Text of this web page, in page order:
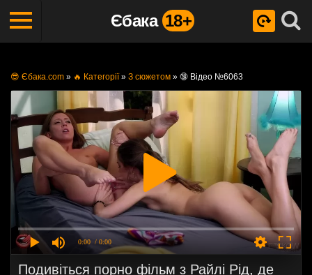
Єбака 18+
😎 Єбака.com » 🔥 Категорії» З сюжетом » 🔞 Відео №6063
0:00 / 0:00
Подивіться порно фільм з Райлі Рід, де